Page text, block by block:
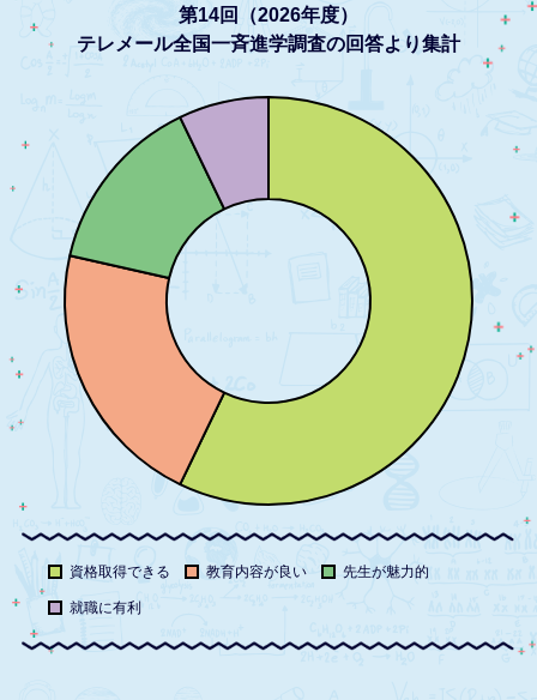
第14回（2026年度）
テレメール全国一斉進学調査の回答より集計
資格取得できる 教育内容が良い 先生が魅力的
就職に有利